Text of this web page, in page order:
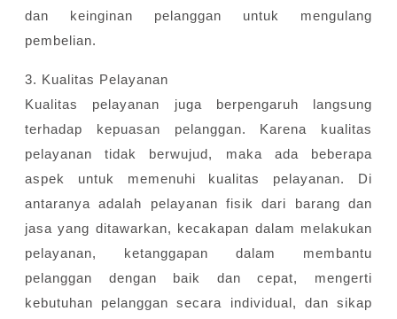
dan keinginan pelanggan untuk mengulang
pembelian.
3. Kualitas Pelayanan
Kualitas pelayanan juga berpengaruh langsung
terhadap kepuasan pelanggan. Karena kualitas
pelayanan tidak berwujud, maka ada beberapa
aspek untuk memenuhi kualitas pelayanan. Di
antaranya adalah pelayanan fisik dari barang dan
jasa yang ditawarkan, kecakapan dalam melakukan
pelayanan, ketanggapan dalam membantu
pelanggan dengan baik dan cepat, mengerti
kebutuhan pelanggan secara individual, dan sikap